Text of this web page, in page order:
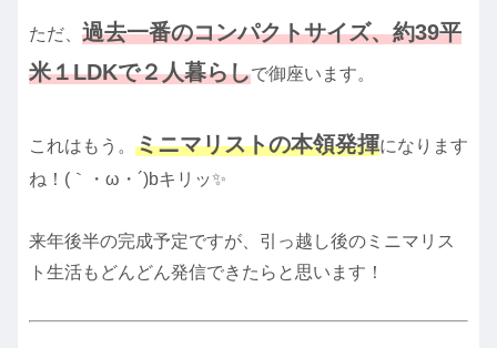
ただ、 過去一番のコンパクトサイズ、約39平
米１LDKで２人暮らしで御座います。
これはもう。 ミニマリストの本領発揮になります
ね！(｀・ω・´)bキリッ✨
来年後半の完成予定ですが、引っ越し後のミニマリス
ト生活もどんどん発信できたらと思います！